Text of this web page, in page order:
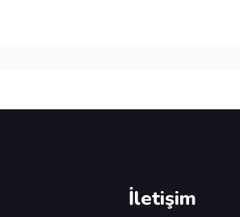
İletişim